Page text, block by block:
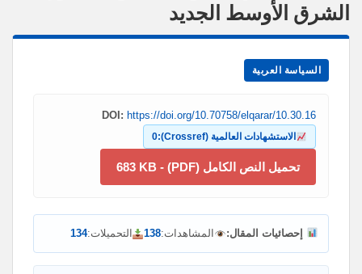
الشرق الأوسط الجديد
السياسة العربية
DOI: https://doi.org/10.70758/elqarar/10.30.16
الاستشهادات العالمية (Crossref): 0
تحميل النص الكامل (PDF) - 683 KB
إحصائيات المقال: المشاهدات:138 التحميلات:134